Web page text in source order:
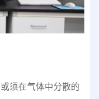
须在气体中分散的